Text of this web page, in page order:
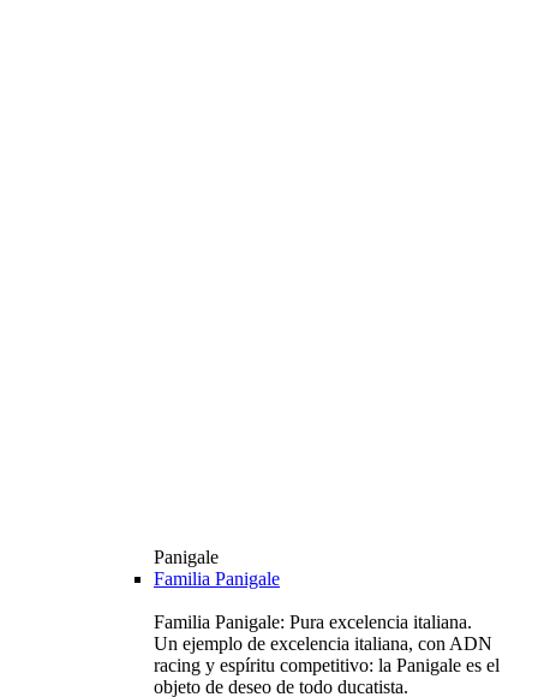
Panigale
Familia Panigale
Familia Panigale: Pura excelencia italiana.
Un ejemplo de excelencia italiana, con ADN
racing y espíritu competitivo: la Panigale es el
objeto de deseo de todo ducatista.